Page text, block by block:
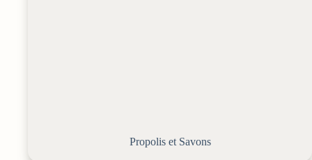
Propolis et Savons